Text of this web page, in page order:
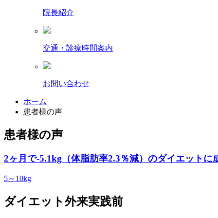
院長紹介
交通・診療時間案内
お問い合わせ
ホーム
患者様の声
患者様の声
2ヶ月で-5.1kg（体脂肪率2.3％減）のダイエットに
5～10kg
ダイエット外来実践前